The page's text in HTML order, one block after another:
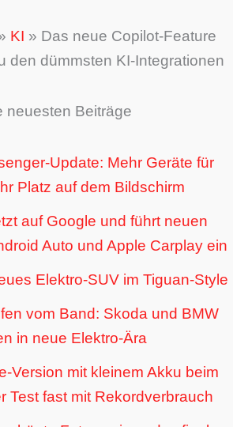
KI » Das neue Copilot-Feature
den dümmsten KI-Integrationen
neuesten Beiträge
Update: Mehr Geräte für
Platz auf dem Bildschirm
auf Google und führt neuen
Auto und Apple Carplay ein
Elektro-SUV im Tiguan-Style
vom Band: Skoda und BMW
in neue Elektro-Ära
Version mit kleinem Akku beim
Test fast mit Rekordverbrauch